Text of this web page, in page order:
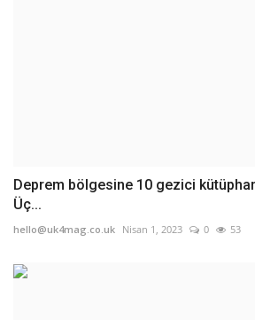
Deprem bölgesine 10 gezici
Üç...
hello@uk4mag.co.uk Nisan 1, 2023 0 53